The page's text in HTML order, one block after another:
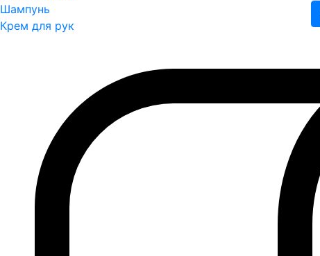
Шампунь
Крем для рук